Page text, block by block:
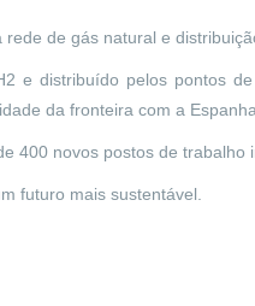
de gás natural e
e distribuído pelos pontos
da fronteira com a Espanha.
400 novos postos de trabalho
futuro mais sustentável.